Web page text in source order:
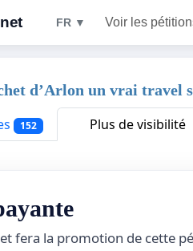
FR ▼ Voir les
d’Arlon un vrai travel
152 Plus de visibilité
fera la promotion de cette